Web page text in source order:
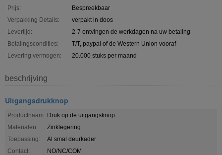
Prijs:
Bespreekbaar
Verpakking Details:
verpakt in doos
Levertijd:
2-7 ontvingen de werkdagen na uw betaling
Betalingscondities:
T/T, paypal of de Western Union vooraf
Levering vermogen:
20.000 stuks per maand
beschrijving
Uitgangsdrukknop
Productnaam: Druk op de uitgangsknop
Materialen:
Zinklegering
Toepassing:
Al smal deurkader
Contact:
NO/NC/COM